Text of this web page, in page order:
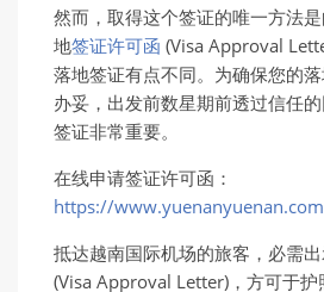
然而，取得这个签证的唯一方法
地签证许可函 (Visa Approval
落地签证有点不同。为确保您的
办妥，出发前数星期前透过信任
签证非常重要。
在线申请签证许可函：
https://
抵达越南国际机场的旅客，必需
(Visa Approval Letter)，方可于